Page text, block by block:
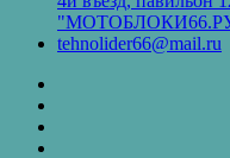
tehnolider66@mail.ru